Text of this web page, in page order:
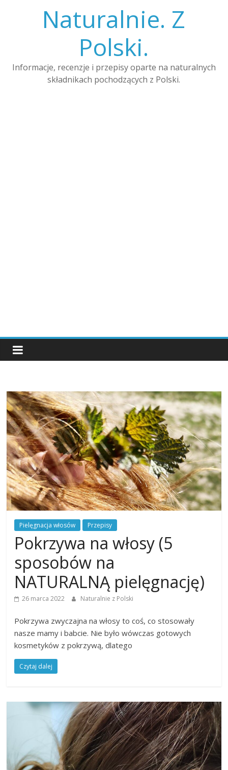
Naturalnie. Z
Polski.
Informacje, recenzje i przepisy oparte na naturalnych
składnikach pochodzących z Polski.
Pielęgnacja włosów Przepisy
Pokrzywa na włosy (5
sposobów na
NATURALNĄ pielęgnację)
26 marca 2022 Naturalnie z Polski
Pokrzywa zwyczajna na włosy to coś, co stosowały
nasze mamy i babcie. Nie było wówczas gotowych
kosmetyków z pokrzywą, dlatego
Czytaj dalej